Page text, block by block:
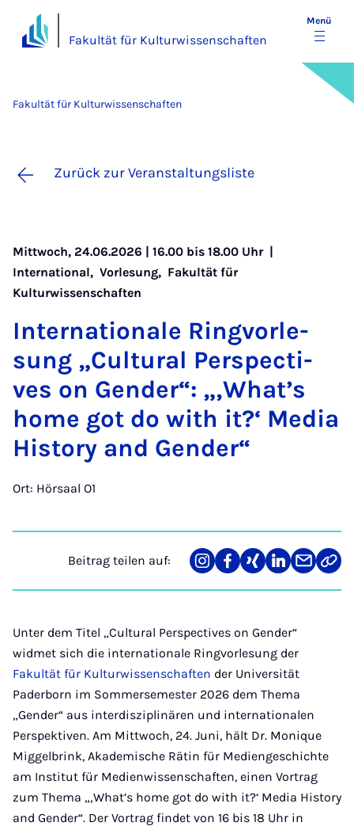
Fakultät für Kulturwissenschaften
Menü
Fakultät für Kulturwissenschaften
Zurück zur Veranstaltungsliste
Mittwoch, 24.06.2026 | 16.00 bis 18.00 Uhr |
International, Vorlesung, Fakultät für
Kulturwissenschaften
In­ter­na­ti­o­na­le Ring­vor­le­
sung „Cul­tu­ral Per­spec­ti­
ves on Gen­der“: „‚What’s
home got do with it?‘ Me­dia
His­to­ry and Gen­der“
Ort: Hörsaal O1
Beitrag teilen auf:
Teilen
auf
Teilen
auf
Teilen
auf
Teilen
auf
Teilen
über
Link
Unter dem Titel „Cultural Perspectives on Gender“
widmet sich die internationale Ringvorlesung der
Fakultät für Kulturwissenschaften der Universität
Paderborn im Sommersemester 2026 dem Thema
„Gender“ aus interdisziplinären und internationalen
Perspektiven. Am Mittwoch, 24. Juni, hält Dr. Monique
Miggelbrink, Akademische Rätin für Mediengeschichte
am Institut für Medienwissenschaften, einen Vortrag
zum Thema „‚What’s home got do with it?‘ Media History
and Gender“. Der Vortrag findet von 16 bis 18 Uhr in